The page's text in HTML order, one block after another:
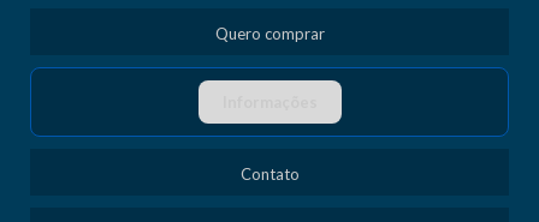
Quero comprar
Contato